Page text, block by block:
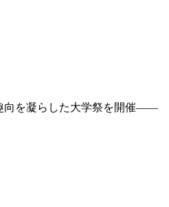
向を凝らした大学祭を開催――